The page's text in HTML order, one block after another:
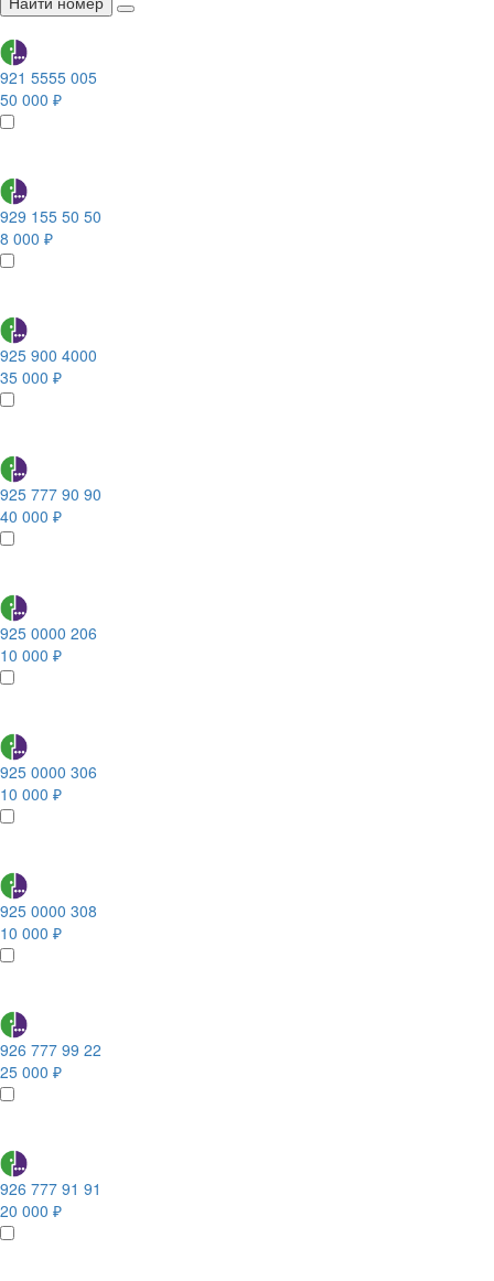
921 5555 005
50 000 ₽
929 155 50 50
8 000 ₽
925 900 4000
35 000 ₽
925 777 90 90
40 000 ₽
925 0000 206
10 000 ₽
925 0000 306
10 000 ₽
925 0000 308
10 000 ₽
926 777 99 22
25 000 ₽
926 777 91 91
20 000 ₽